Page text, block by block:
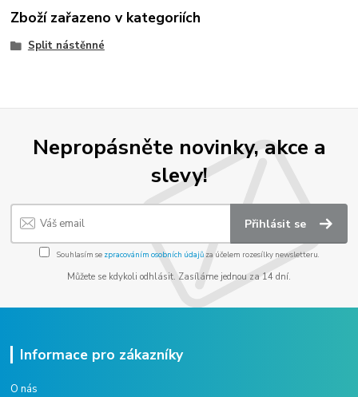
Zboží zařazeno v kategoriích
Split nástěnné
Nepropásněte novinky, akce a
slevy!
Přihlásit se
Souhlasím se zpracováním osobních údajůza účelem rozesílky newsletteru.
Můžete se kdykoli odhlásit. Zasíláme jednou za 14 dní.
Informace pro zákazníky
O nás